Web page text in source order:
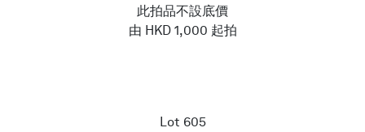
此拍品不設底價
由 HKD 1,000 起拍
Lot 605